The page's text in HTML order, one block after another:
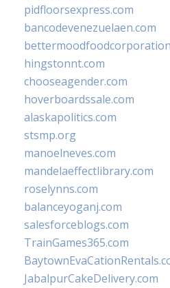
pidfloorsexpress.com
bancodevenezuelaen.com
hingstonnt.com
chooseagender.com
hoverboardssale.com
alaskapolitics.com
stsmp.org
manoelneves.com
mandelaeffectlibrary.com
roselynns.com
balanceyoganj.com
salesforceblogs.com
TrainGames365.com
JabalpurCakeDelivery.com